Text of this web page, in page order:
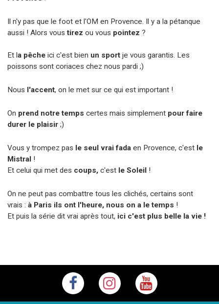
Il n'y pas que le foot et l'OM en Provence. Il y a la pétanque
aussi ! Alors voustirezou vous pointez ?
Et la pêcheici c'est bien un sport je vous garantis. Les
poissons sont coriaces chez nous pardi ;)
Nous l'accent, on le met sur ce qui est important !
On prend notre temps certes mais simplement pour faire
durer le plaisir ;)
Vous y trompez pas le seul vrai fadaen Provence, c'est le
Mistral !
Et celui qui met des coups, c'est le Soleil !
On ne peut pas combattre tous les clichés, certains sont
vrais : à Paris ils ont l'heure, nous on a le temps !
Et puis la série dit vrai après tout, ici c'est plus belle la vie !